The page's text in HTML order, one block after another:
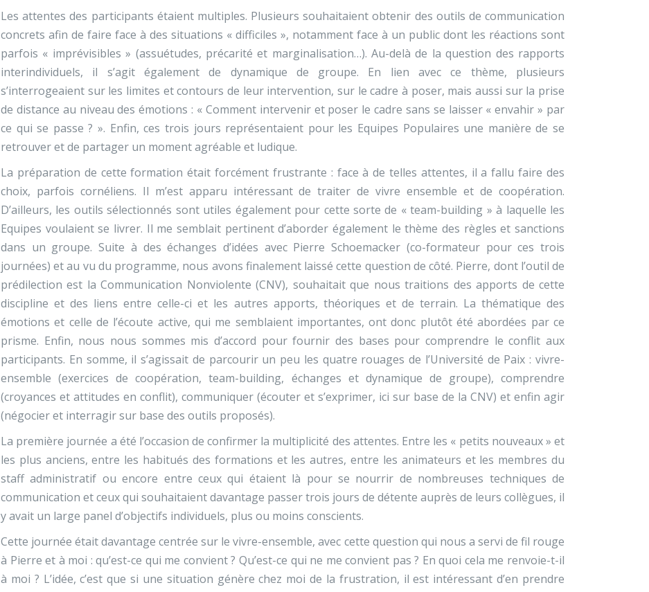
Les attentes des participants étaient multiples. Plusieurs souhaitaient obtenir des outils de communication
concrets afin de faire face à des situations « difficiles », notamment face à un public dont les réactions sont
parfois « imprévisibles » (assuétudes, précarité et marginalisation…). Au-delà de la question des rapports
interindividuels, il s’agit également de dynamique de groupe. En lien avec ce thème, plusieurs
s’interrogeaient sur les limites et contours de leur intervention, sur le cadre à poser, mais aussi sur la prise
de distance au niveau des émotions : « Comment intervenir et poser le cadre sans se laisser « envahir » par
ce qui se passe ? ». Enfin, ces trois jours représentaient pour les Equipes Populaires une manière de se
retrouver et de partager un moment agréable et ludique.
La préparation de cette formation était forcément frustrante : face à de telles attentes, il a fallu faire des
choix, parfois cornéliens. Il m’est apparu intéressant de traiter de vivre ensemble et de coopération.
D’ailleurs, les outils sélectionnés sont utiles également pour cette sorte de « team-building » à laquelle les
Equipes voulaient se livrer. Il me semblait pertinent d’aborder également le thème des règles et sanctions
dans un groupe. Suite à des échanges d’idées avec Pierre Schoemacker (co-formateur pour ces trois
journées) et au vu du programme, nous avons finalement laissé cette question de côté. Pierre, dont l’outil de
prédilection est la Communication Nonviolente (CNV), souhaitait que nous traitions des apports de cette
discipline et des liens entre celle-ci et les autres apports, théoriques et de terrain. La thématique des
émotions et celle de l’écoute active, qui me semblaient importantes, ont donc plutôt été abordées par ce
prisme. Enfin, nous nous sommes mis d’accord pour fournir des bases pour comprendre le conflit aux
participants. En somme, il s’agissait de parcourir un peu les quatre rouages de l’Université de Paix : vivre-
ensemble (exercices de coopération, team-building, échanges et dynamique de groupe), comprendre
(croyances et attitudes en conflit), communiquer (écouter et s’exprimer, ici sur base de la CNV) et enfin agir
(négocier et interragir sur base des outils proposés).
La première journée a été l’occasion de confirmer la multiplicité des attentes. Entre les « petits nouveaux » et
les plus anciens, entre les habitués des formations et les autres, entre les animateurs et les membres du
staff administratif ou encore entre ceux qui étaient là pour se nourrir de nombreuses techniques de
communication et ceux qui souhaitaient davantage passer trois jours de détente auprès de leurs collègues, il
y avait un large panel d’objectifs individuels, plus ou moins conscients.
Cette journée était davantage centrée sur le vivre-ensemble, avec cette question qui nous a servi de fil rouge
à Pierre et à moi : qu’est-ce qui me convient ? Qu’est-ce qui ne me convient pas ? En quoi cela me renvoie-t-il
à moi ? L’idée, c’est que si une situation génère chez moi de la frustration, il est intéressant d’en prendre